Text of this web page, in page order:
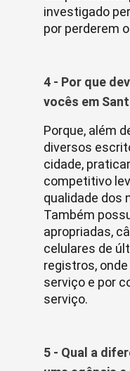
investigado
por perderem
4 - Por que
vocês em
Porque, além
diversos
cidade,
competitivo
qualidade dos
Também
apropriadas,
celulares de
registros,
serviço e por
serviço.
5 - Qual a